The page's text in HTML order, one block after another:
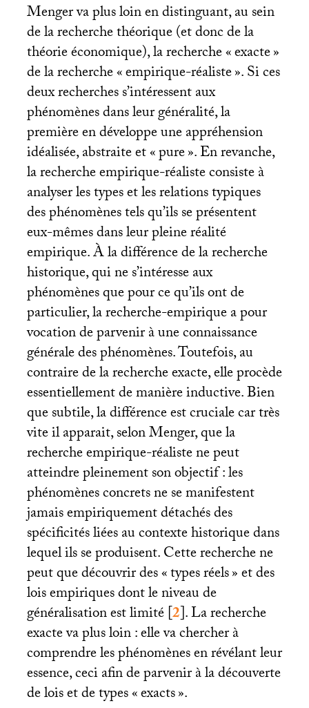
Menger va plus loin en distinguant, au sein
de la recherche théorique (et donc de la
théorie économique), la recherche «exacte»
de la recherche «empirique-réaliste». Si ces
deux recherches s’intéressent aux
phénomènes dans leur généralité, la
première en développe une appréhension
idéalisée, abstraite et «pure». En revanche,
la recherche empirique-réaliste consiste à
analyser les types et les relations typiques
des phénomènes tels qu’ils se présentent
eux-mêmes dans leur pleine réalité
empirique. À la différence de la recherche
historique, qui ne s’intéresse aux
phénomènes que pour ce qu’ils ont de
particulier, la recherche-empirique a pour
vocation de parvenir à une connaissance
générale des phénomènes. Toutefois, au
contraire de la recherche exacte, elle procède
essentiellement de manière inductive. Bien
que subtile, la différence est cruciale car très
vite il apparait, selon Menger, que la
recherche empirique-réaliste ne peut
atteindre pleinement son objectif : les
phénomènes concrets ne se manifestent
jamais empiriquement détachés des
spécificités liées au contexte historique dans
lequel ils se produisent. Cette recherche ne
peut que découvrir des «types réels» et des
lois empiriques dont le niveau de
généralisation est limité[2]. La recherche
exacte va plus loin : elle va chercher à
comprendre les phénomènes en révélant leur
essence, ceci afin de parvenir à la découverte
de lois et de types «exacts».